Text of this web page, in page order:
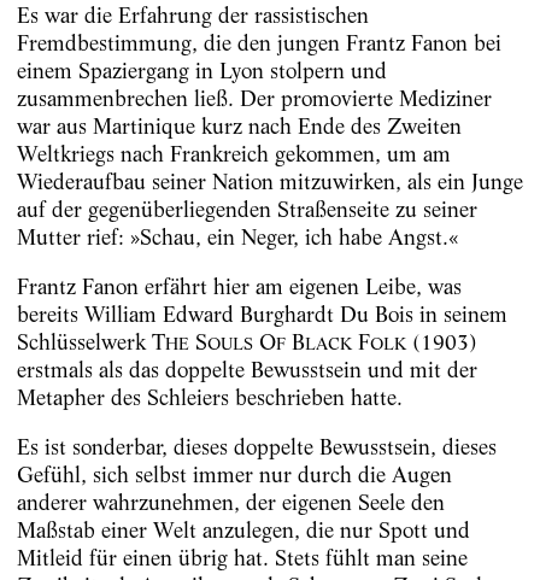
Es war die Erfahrung der rassistischen
Fremdbestimmung, die den jungen Frantz Fanon bei
einem Spaziergang in Lyon stolpern und
zusammenbrechen ließ. Der promovierte Mediziner
war aus Martinique kurz nach Ende des Zweiten
Weltkriegs nach Frankreich gekommen, um am
Wiederaufbau seiner Nation mitzuwirken, als ein Junge
auf der gegenüberliegenden Straßenseite zu seiner
Mutter rief: »Schau, ein Neger, ich habe Angst.«
Frantz Fanon erfährt hier am eigenen Leibe, was
bereits William Edward Burghardt Du Bois in seinem
Schlüsselwerk THESOULSOFBLACKFOLK(1903)
erstmals als das doppelte Bewusstsein und mit der
Metapher des Schleiers beschrieben hatte.
Es ist sonderbar, dieses doppelte Bewusstsein, dieses
Gefühl, sich selbst immer nur durch die Augen
anderer wahrzunehmen, der eigenen Seele den
Maßstab einer Welt anzulegen, die nur Spott und
Mitleid für einen übrig hat. Stets fühlt man seine